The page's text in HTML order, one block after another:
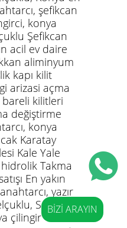
BİZİ ARAYIN
, şefikcan
konya
Şefikcan
acil ev daire
aliminyum
kapı kilit
arizasi açma
kilitleri
değiştirme
konya
Karatay
Kale Yale
Takma
En yakın
yazır
Selçuklu
çilingir